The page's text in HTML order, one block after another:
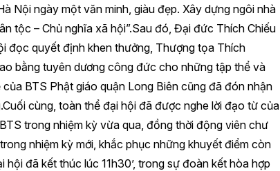
Nội ngày một văn minh, giàu đẹp. Xây dựng ngôi nhà
tộc – Chủ nghĩa xã hội”.Sau đó, Đại đức Thích Chiếu
đọc quyết định khen thưởng, Thượng tọa Thích
bằng tuyên dương công đức cho những tập thể và
BTS Phật giáo quận Long Biên cũng đã đón nhận
cùng, toàn thể đại hội đã được nghe lời đạo từ của
trong nhiệm kỳ vừa qua, đồng thời động viên chư
nhiệm kỳ mới, khắc phục những khuyết điểm còn
đã kết thúc lúc 11h30’, trong sự đoàn kết hòa hợp